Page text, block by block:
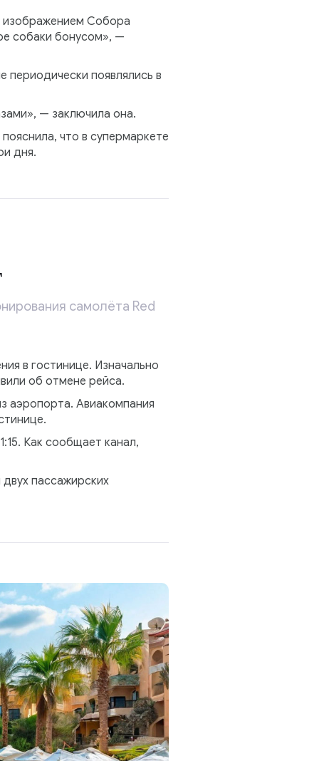
изображением Собора
собаки бонусом», —
появлялись в
— заключила она.
что в супермаркете
дня.
самолёта Red
в гостинице. Изначально
об отмене рейса.
аэропорта. Авиакомпания
Как сообщает канал,
пассажирских